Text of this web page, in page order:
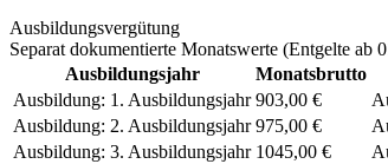
Ausbildungsvergütung
Separat dokumentierte Monatswerte (Entgelte ab
Ausbildungsjahr
Monatsbrutto
Ausbildung: 1. Ausbildungsjahr 903,00 €
Ausbildung: 2. Ausbildungsjahr 975,00 €
Ausbildung: 3. Ausbildungsjahr 1045,00 €